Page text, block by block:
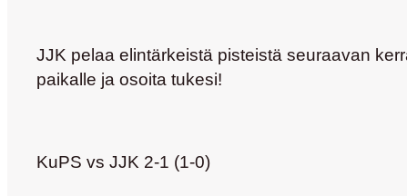
JJK pelaa elintärkeistä pisteistä seuraavan
paikalle ja osoita tukesi!
KuPS vs JJK 2-1 (1-0)